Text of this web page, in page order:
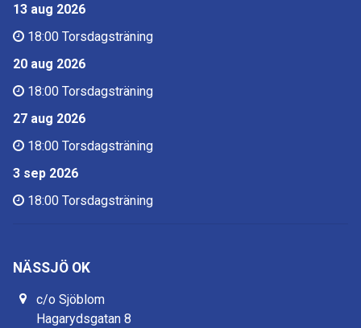
13 aug 2026
18:00 Torsdagsträning
20 aug 2026
18:00 Torsdagsträning
27 aug 2026
18:00 Torsdagsträning
3 sep 2026
18:00 Torsdagsträning
NÄSSJÖ OK
c/o Sjöblom
Hagarydsgatan 8